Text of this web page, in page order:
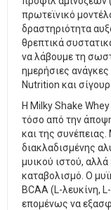
πρωτεϊνικό
δραστηριότητα
θρεπτικά
να λάβουμε τη
ημερήσιες
Nutrition και
Η Milky Shake Whey
τόσο από την
και της
διακλαδισμένης
μυικού ιστού,
καταβολισμό. Ο
BCAA (L-λευκίνη,
επομένως να